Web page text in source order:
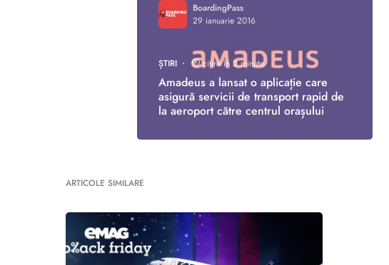
BoardingPass
29 ianuarie 2016
ȘTIRI citire în 2 minute
Amadeus a lansat o aplicație care
asigură servicii de transport rapid de
la aeroport către centrul orașului
ARTICOLE SIMILARE